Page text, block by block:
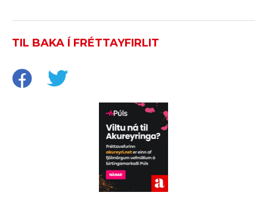
TIL BAKA Í FRÉTTAYFIRLIT